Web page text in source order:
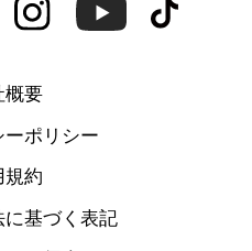
概要
ーポリシー
規約
基づく表記